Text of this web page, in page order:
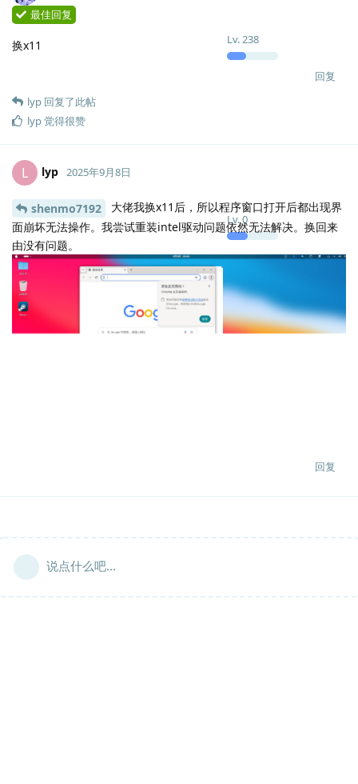
Lv.238
最佳回复
换x11
回复
lyp 回复了此帖
lyp觉得很赞
L lyp
Lv.0
2025年9月8日
shenmo7192
大佬我换x11后，所以程序窗口打开后都出现界
面崩坏无法操作。我尝试重装intel驱动问题依然无法解决。换回来
由没有问题。
回复
说点什么吧...